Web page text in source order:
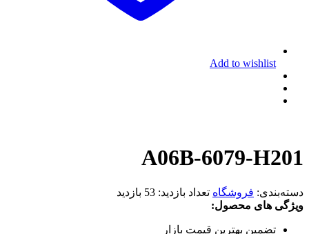
Add to wishlist
A06B-6079-H201
دسته‌بندی: فروشگاه تعداد بازدید: 53 بازدید
ویژگی های محصول:
تضمین بهترین قیمت بازار